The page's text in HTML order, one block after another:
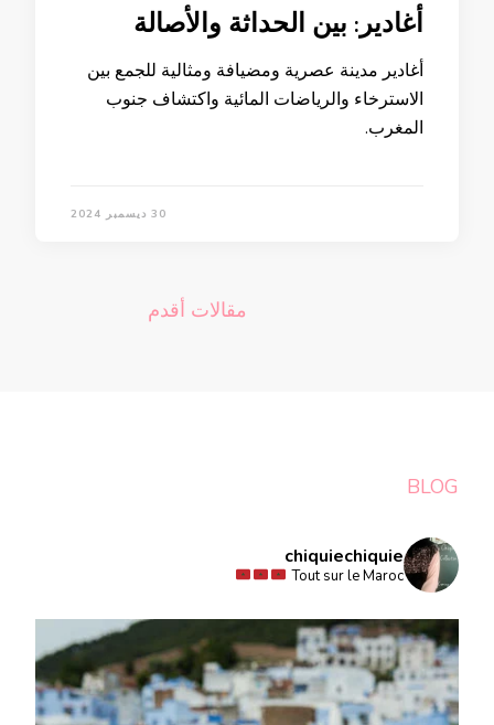
أغادير: بين الحداثة والأصالة
أغادير مدينة عصرية ومضيافة ومثالية للجمع بين
الاسترخاء والرياضات المائية واكتشاف جنوب
المغرب.
30 ديسمبر 2024
مقالات أقدم
BLOG
chiquiechiquie
Tout sur le Maroc